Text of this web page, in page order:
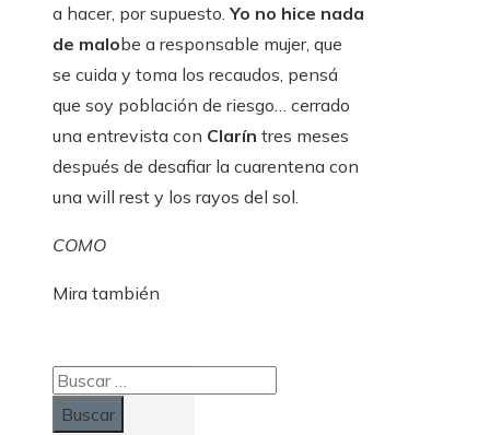
a hacer, por supuesto.Yo no hice nada
de malobe a responsable mujer, que
se cuida y toma los recaudos, pensá
que soy población de riesgo… cerrado
una entrevista con Clarín tres meses
después de desafiar la cuarentena con
una will rest y los rayos del sol.
COMO
Mira también
Buscar: